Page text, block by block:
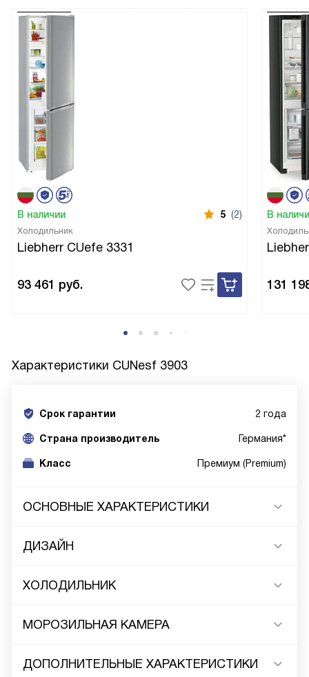
В наличии 5 (2)
Холодильник
Liebherr CUefe 3331
93 461 руб.
В
131
Характеристики CUNesf 3903
Срок гарантии 2 года
Cтрана производитель Германия*
Класс Премиум (Premium)
ОСНОВНЫЕ ХАРАКТЕРИСТИКИ
ДИЗАЙН
ХОЛОДИЛЬНИК
МОРОЗИЛЬНАЯ КАМЕРА
ДОПОЛНИТЕЛЬНЫЕ ХАРАКТЕРИСТИКИ